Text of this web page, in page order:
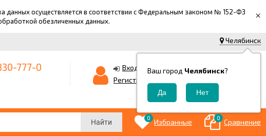
данных осуществляется в соответствии с Федеральным законом № 152-ФЗ
обезличенных данных. ×
Челябинск
Ваш город Челябинск?
777-0
Вход
Регистрация
Найти
0 Избранные 0 Сравнение